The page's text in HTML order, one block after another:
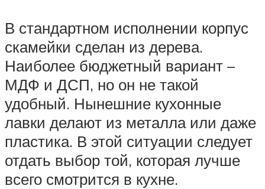
В стандартном исполнении корпус
скамейки сделан из дерева.
Наиболее бюджетный вариант –
МДФ и ДСП, но он не такой
удобный. Нынешние кухонные
лавки делают из металла или даже
пластика. В этой ситуации следует
отдать выбор той, которая лучше
всего смотрится в кухне.